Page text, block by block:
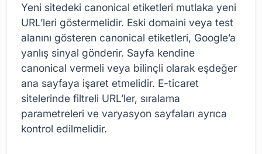
Yeni sitedeki canonical etiketleri mutlaka yeni
URL’leri göstermelidir. Eski domaini veya test
alanını gösteren canonical etiketleri, Google’a
yanlış sinyal gönderir. Sayfa kendine
canonical vermeli veya bilinçli olarak eşdeğer
ana sayfaya işaret etmelidir. E-ticaret
sitelerinde filtreli URL’ler, sıralama
parametreleri ve varyasyon sayfaları ayrıca
kontrol edilmelidir.